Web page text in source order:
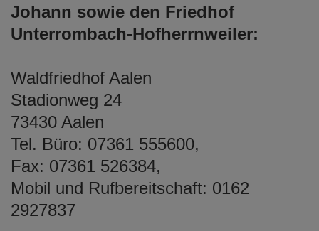
Johann sowie den Friedhof
Unterrombach-Hofherrnweiler:
Waldfriedhof Aalen
Stadionweg 24
73430 Aalen
Tel. Büro: 07361 555600,
Fax: 07361 526384,
Mobil und Rufbereitschaft: 0162
2927837